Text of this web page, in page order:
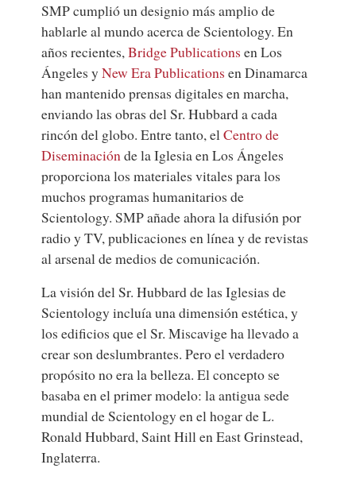
SMP cumplió un designio más amplio de
hablarle al mundo acerca de Scientology. En
años recientes,Bridge Publications en Los
Ángeles yNew Era Publications en Dinamarca
han mantenido prensas digitales en marcha,
enviando las obras del Sr. Hubbard a cada
rincón del globo. Entre tanto, elCentro de
Diseminaciónde la Iglesia en Los Ángeles
proporciona los materiales vitales para los
muchos programas humanitarios de
Scientology. SMP añade ahora la difusión por
radio y TV, publicaciones en línea y de revistas
al arsenal de medios de comunicación.
La visión del Sr. Hubbard de las Iglesias de
Scientology incluía una dimensión estética, y
los edificios que el Sr. Miscavige ha llevado a
crear son deslumbrantes. Pero el verdadero
propósito no era la belleza. El concepto se
basaba en el primer modelo: la antigua sede
mundial de Scientology en el hogar de L.
Ronald Hubbard, Saint Hill en East Grinstead,
Inglaterra.